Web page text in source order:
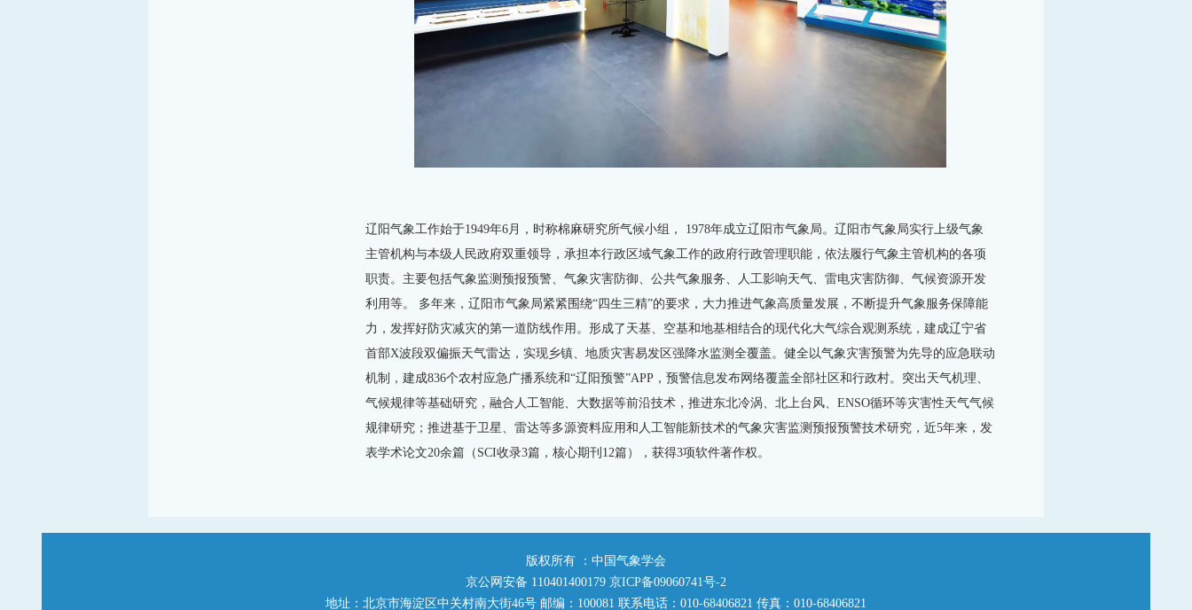
辽阳气象工作始于1949年6月，时称棉麻研究所气候小组， 1978年成立辽阳市气象局。辽阳市气象局实行上级气象
主管机构与本级人民政府双重领导，承担本行政区域气象工作的政府行政管理职能，依法履行气象主管机构的各项
职责。主要包括气象监测预报预警、气象灾害防御、公共气象服务、人工影响天气、雷电灾害防御、气候资源开发
利用等。 多年来，辽阳市气象局紧紧围绕“四生三精”的要求，大力推进气象高质量发展，不断提升气象服务保障能
力，发挥好防灾减灾的第一道防线作用。形成了天基、空基和地基相结合的现代化大气综合观测系统，建成辽宁省
首部X波段双偏振天气雷达，实现乡镇、地质灾害易发区强降水监测全覆盖。健全以气象灾害预警为先导的应急联动
机制，建成836个农村应急广播系统和“辽阳预警”APP，预警信息发布网络覆盖全部社区和行政村。突出天气机理、
气候规律等基础研究，融合人工智能、大数据等前沿技术，推进东北冷涡、北上台风、ENSO循环等灾害性天气气候
规律研究；推进基于卫星、雷达等多源资料应用和人工智能新技术的气象灾害监测预报预警技术研究，近5年来，发
表学术论文20余篇（SCI收录3篇，核心期刊12篇），获得3项软件著作权。
版权所有 ：中国气象学会
京公网安备 110401400179 京ICP备09060741号-2
地址：北京市海淀区中关村南大街46号 邮编：100081 联系电话：010-68406821 传真：010-68406821